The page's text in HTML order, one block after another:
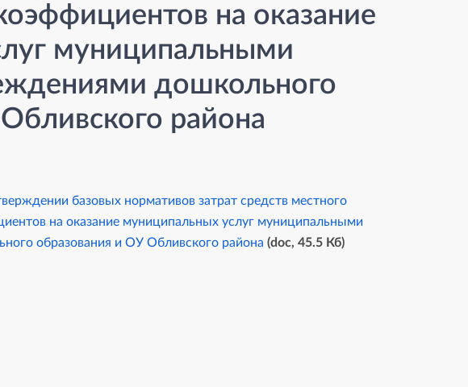
на оказание
муниципальными
дошкольного
района
базовых нормативов затрат средств местного
на оказание муниципальных услуг муниципальными
образования и ОУ Обливского района (doc, 45.5 Кб)